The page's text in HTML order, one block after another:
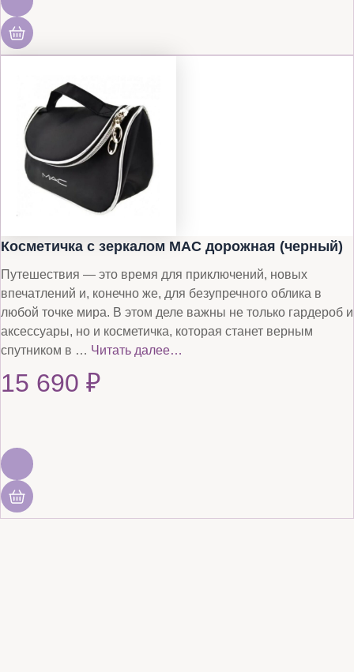
Косметичка с зеркалом MAC дорожная (черный)
Путешествия — это время для приключений, новых
впечатлений и, конечно же, для безупречного облика в
любой точке мира. В этом деле важны не только гардероб и
аксессуары, но и косметичка, которая станет верным
спутником в … Читать далее…
15 690 ₽